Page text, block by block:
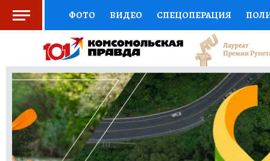
ФОТО ВИДЕО СПЕЦОПЕРАЦИЯ
СОЦПОДДЕРЖКА НАУКА СПОРТ
ВЫБОР ЭКСПЕРТОВ ДОКТОР
КНИЖНАЯ ПОЛКА ПРОГНОЗЫ НА СПОРТ
ПРЕСС-ЦЕНТР НЕДВИЖИМОСТЬ